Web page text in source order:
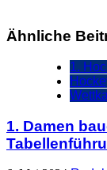
Ähnliche
1.
1. Damen